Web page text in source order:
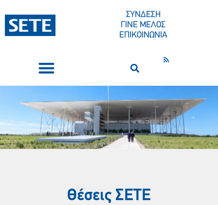
ΣΥΝΔΕΣΗ
ΓΙΝΕ ΜΕΛΟΣ
ΕΠΙΚΟΙΝΩΝΙΑ
Θέσεις ΣΕΤE